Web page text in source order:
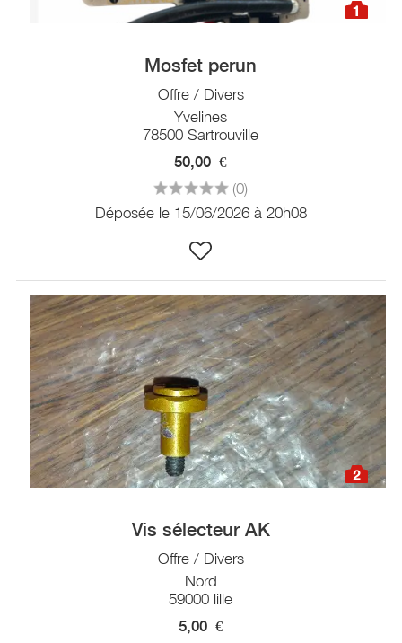
1
Mosfet perun
Offre / Divers
Yvelines
78500 Sartrouville
50,00 €
(0)
Déposée le 15/06/2026 à 20h08
2
Vis sélecteur AK
Offre / Divers
Nord
59000 lille
5,00 €